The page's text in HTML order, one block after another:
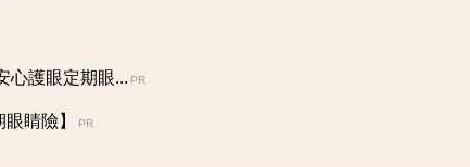
心護眼定期眼... PR
睛險】 PR